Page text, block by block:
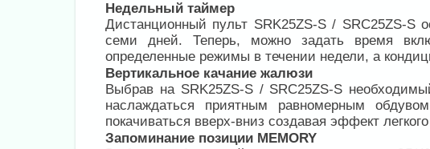
Недельный таймер
Дистанционный пульт SRK25ZS-S / SRC25ZS-
семи дней. Теперь, можно задать время
определенные режимы в течении недели, а
Вертикальное качание жалюзи
Выбрав на SRK25ZS-S / SRC25ZS-S
наслаждаться приятным равномерным
покачиваться вверх-вниз создавая эффект
Запоминание позиции MEMORY